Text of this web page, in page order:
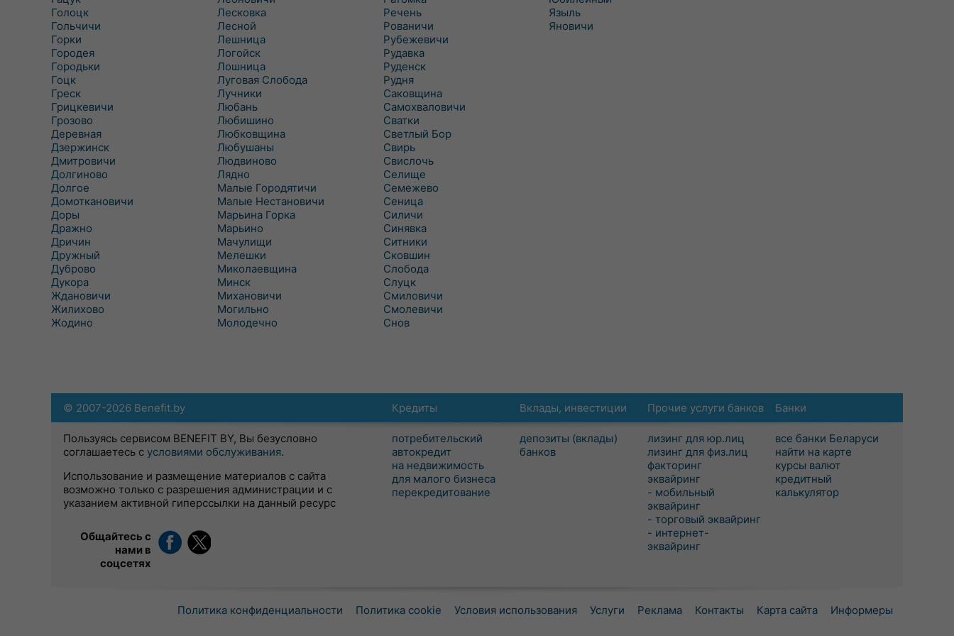
Голоцк
Гольчичи
Горки
Городея
Городьки
Гоцк
Греск
Грицкевичи
Грозово
Деревная
Дзержинск
Дмитровичи
Долгиново
Долгое
Домоткановичи
Доры
Дражно
Дричин
Дружный
Дуброво
Дукора
Ждановичи
Жилихово
Жодино
Лесковка
Лесной
Лешница
Логойск
Лошница
Луговая Слобода
Лучники
Любань
Любишино
Любковщина
Любушаны
Людвиново
Лядно
Малые Городятичи
Малые Нестановичи
Марьина Горка
Марьино
Мачулищи
Мелешки
Миколаевщина
Минск
Михановичи
Могильно
Молодечно
Речень
Рованичи
Рубежевичи
Рудавка
Руденск
Рудня
Саковщина
Самохваловичи
Сватки
Светлый Бор
Свирь
Свислочь
Селище
Семежево
Сеница
Силичи
Синявка
Ситники
Сковшин
Слобода
Слуцк
Смиловичи
Смолевичи
Снов
Языль
Яновичи
Кредиты
потребительский
автокредит
на недвижимость
для малого бизнеса
перекредитование
Вклады, инвестиции
депозиты (вклады)
банков
Прочие услуги банков
лизинг для юр.лиц
лизинг для физ.лиц
факторинг
эквайринг
- мобильный
эквайринг
- торговый эквайринг
- интернет-
эквайринг
Банки
все банки Беларуси
найти на карте
курсы валют
кредитный
калькулятор
© 2007-2026 Benefit.by
Пользуясь сервисом BENEFIT BY, Вы безусловно
соглашаетесь с условиями обслуживания.
Использование и размещение материалов с сайта
возможно только с разрешения администрации и с
указанием активной гиперссылки на данный ресурс
Общайтесь с
нами в
соцсетях
Политика конфиденциальности Политика cookie Условия использования Услуги Реклама Контакты Карта сайта Информеры